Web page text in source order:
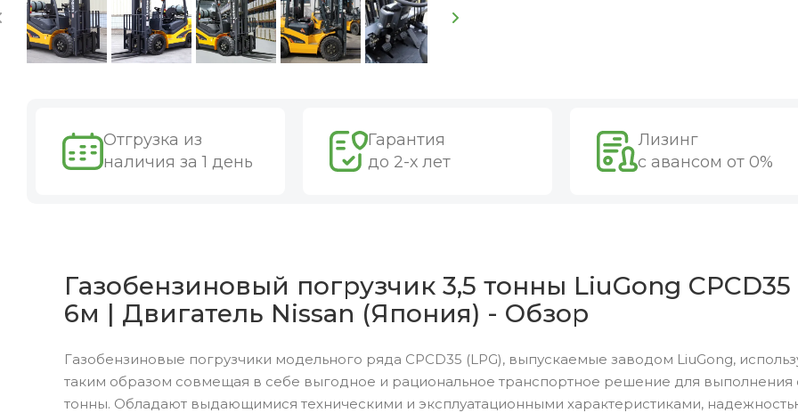
Отгрузка из
наличия за 1 день
Гарантия
до 2-х лет
Лизинг
с авансом от 0%
Газобензиновый погрузчик 3,5 тонны LiuGong
6м | Двигатель Nissan (Япония) - Обзор
Газобензиновые погрузчики модельного ряда CPCD35 (LPG), выпускаемые заводом LiuGong,
таким образом совмещая в себе выгодное и рациональное транспортное решение для выполнения
тонны. Обладают выдающимися техническими и эксплуатационными характеристиками,